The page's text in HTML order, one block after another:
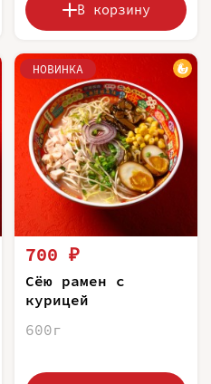
В корзину
НОВИНКА
700 ₽
Сёю рамен с
курицей
600г